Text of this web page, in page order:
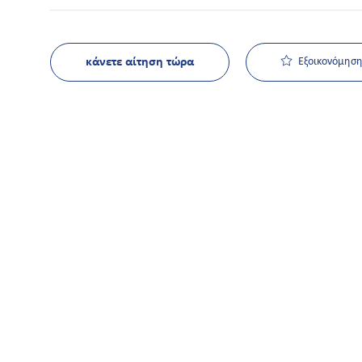
κάνετε αίτηση τώρα